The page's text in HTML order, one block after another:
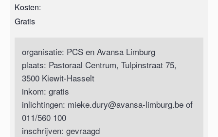
Kosten:
Gratis
organisatie: PCS en Avansa Limburg
plaats: Pastoraal Centrum, Tulpinstraat 75,
3500 Kiewit-Hasselt
inkom: gratis
inlichtingen: mieke.dury@avansa-limburg.be of
011/560 100
inschrijven: gevraagd